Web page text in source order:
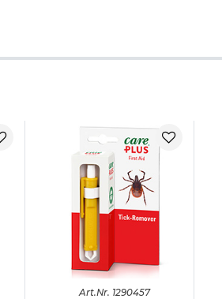
Extrakten
Vor Gebrauch stets Etikett und
Augenreizungen hervorrufen
Art.Nr. 1290457